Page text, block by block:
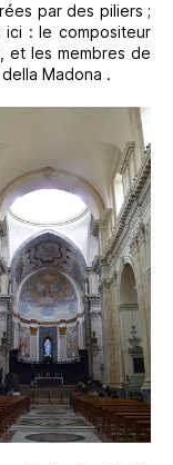
par des piliers ;
: le compositeur
et les membres de
Madona .